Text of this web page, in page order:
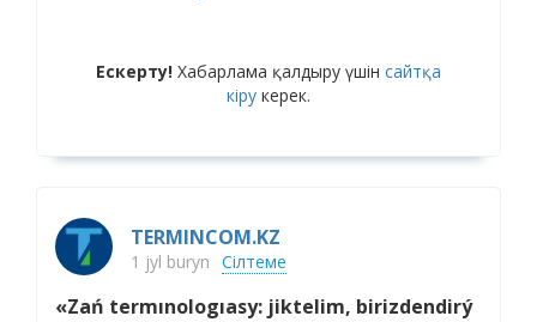
Ескерту! Хабарлама қалдыру үшін сайтқа
кіру керек.
TERMINCOM.KZ
1 jyl buryn Сілтеме
«Zań termınologıasy: jiktelim, birizdendirý